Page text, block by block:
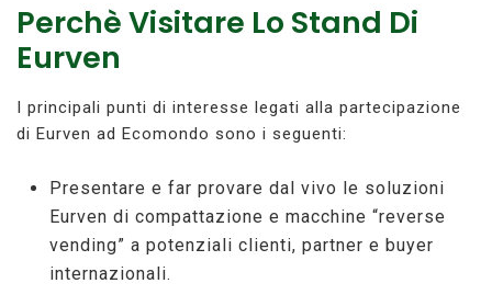
Perchè Visitare Lo Stand Di
Eurven
I principali punti di interesse legati alla partecipazione
di Eurven ad Ecomondo sono i seguenti:
Presentare e far provare dal vivo le soluzioni
Eurven di compattazione e macchine “reverse
vending” a potenziali clienti, partner e buyer
internazionali.